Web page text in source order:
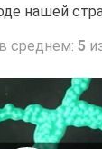
нашей
среднем: 5